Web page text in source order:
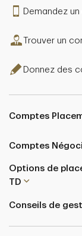
Demandez
Trouver un
Donnez des
Comptes
Comptes
Options de
TD
Conseils de